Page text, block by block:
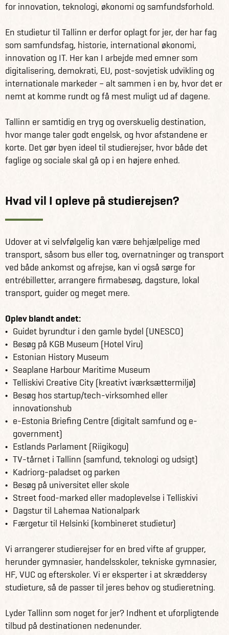
for innovation, teknologi, økonomi og samfundsforhold.
En studietur til Tallinn er derfor oplagt for jer, der har fag
som samfundsfag, historie, international økonomi,
innovation og IT. Her kan I arbejde med emner som
digitalisering, demokrati, EU, post-sovjetisk udvikling og
internationale markeder – alt sammen i en by, hvor det er
nemt at komme rundt og få mest muligt ud af dagene.
Tallinn er samtidig en tryg og overskuelig destination,
hvor mange taler godt engelsk, og hvor afstandene er
korte. Det gør byen ideel til studierejser, hvor både det
faglige og sociale skal gå op i en højere enhed.
Hvad vil I opleve på studierejsen?
Udover at vi selvfølgelig kan være behjælpelige med
transport, såsom bus eller tog, overnatninger og transport
ved både ankomst og afrejse, kan vi også sørge for
entrébilletter, arrangere firmabesøg, dagsture, lokal
transport, guider og meget mere.
Oplev blandt andet:
Guidet byrundtur i den gamle bydel (UNESCO)
Besøg på KGB Museum (Hotel Viru)
Estonian History Museum
Seaplane Harbour Maritime Museum
Telliskivi Creative City (kreativt iværksættermiljø)
Besøg hos startup/tech-virksomhed eller
innovationshub
e-Estonia Briefing Centre (digitalt samfund og e-
government)
Estlands Parlament (Riigikogu)
TV-tårnet i Tallinn (samfund, teknologi og udsigt)
Kadriorg-paladset og parken
Besøg på universitet eller skole
Street food-marked eller madoplevelse i Telliskivi
Dagstur til Lahemaa Nationalpark
Færgetur til Helsinki (kombineret studietur)
Vi arrangerer studierejser for en bred vifte af grupper,
herunder gymnasier, handelsskoler, tekniske gymnasier,
HF, VUC og efterskoler. Vi er eksperter i at skræddersy
studieture, så de passer til jeres behov og studieretning.
Lyder Tallinn som noget for jer? Indhent et uforpligtende
tilbud på destinationen nedenunder.